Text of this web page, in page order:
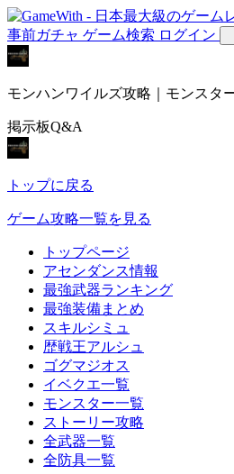
事前ガチャ ゲーム検索 ログイン
モンハンワイルズ攻略｜モンスタ
掲示板Q&A
トップに戻る
ゲーム攻略一覧を見る
トップページ
アセンダンス情報
最強武器ランキング
最強装備まとめ
スキルシミュ
歴戦王アルシュ
ゴグマジオス
イベクエ一覧
モンスター一覧
ストーリー攻略
全武器一覧
全防具一覧